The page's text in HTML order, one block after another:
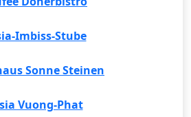
Imbiss-Stube
Sonne Steinen
Vuong-Phat